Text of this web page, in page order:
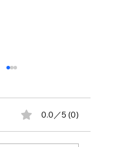
0.0／5 (0)